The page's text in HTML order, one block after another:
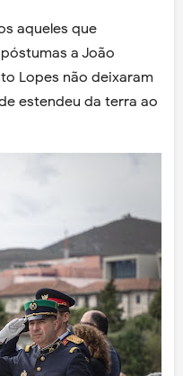
aqueles que
a João
Lopes não deixaram
estendeu da terra ao